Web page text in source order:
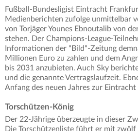
Fußball-Bundesligist Eintracht
Medienberichten zufolge unmittelbar
von Torjäger Younes Ebnoutalib von
stehen. Der Champions-League-
Informationen der "Bild"-Zeitung
Millionen Euro zu zahlen und dem
bis 2031 anzubieten. Auch Sky
und die genannte Vertragslaufzeit.
Anfang des neuen Jahres zur Eintracht
Torschützen-König
Der 22-Jährige überzeugte in dieser
Die Torschützenliste führt er mit zwölf